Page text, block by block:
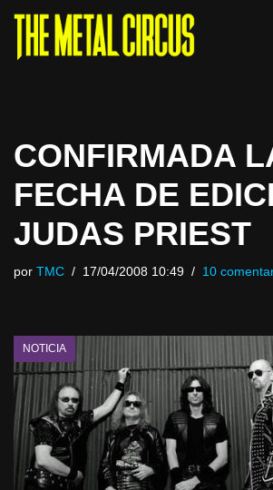
Saltar
CONFIRMADA
FECHA DE
JUDAS PRIEST
por TMC 17/04/2008 10:49 10
NOTICIA